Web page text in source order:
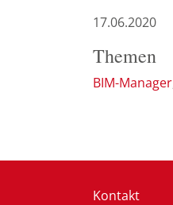
17.06.2020
Themen
BIM-Manager
Kontakt